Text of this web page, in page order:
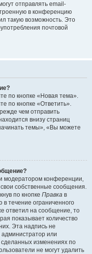
отправлять email-
в конференцию
такую возможность. Это
почтовой
по кнопке «Новая тема».
по кнопке «Ответить».
чем отправить
внизу страниц
темы», «Вы можете
модератором конференции,
собственные сообщения.
по кнопке Правка в
течение ограниченного
ответил на сообщение, то
показывает количество
Эта надпись не
или
изменениях по
не могут удалить